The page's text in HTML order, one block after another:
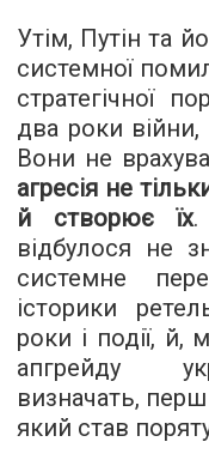
Утім, Путін та
системної
стратегічної
два роки
Вони не
агресія не
й створює їх.
відбулося не
системне
історики
роки і події,
апгрейду
визначать, перш
який став